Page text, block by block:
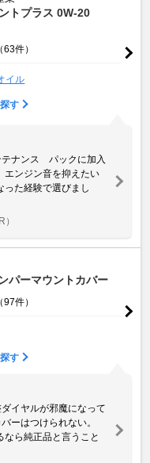
トプラス 0W-20
（63件）
イル
す
ナンス パックに加入
エンジン音を抑えたい
った経験で選びまし
パーマウントカバー
（97件）
す
イヤルが邪魔になって
ーはつけられない。
なら純正品と言うこと